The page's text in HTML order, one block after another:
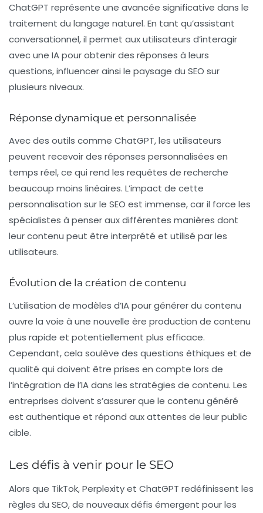
ChatGPT représente une avancée significative dans le
traitement du langage naturel. En tant qu’assistant
conversationnel, il permet aux utilisateurs d’interagir
avec une IA pour obtenir des réponses à leurs
questions, influencer ainsi le paysage du SEO sur
plusieurs niveaux.
Réponse dynamique et personnalisée
Avec des outils comme ChatGPT, les utilisateurs
peuvent recevoir des réponses personnalisées en
temps réel, ce qui rend les requêtes de recherche
beaucoup moins linéaires. L’impact de cette
personnalisation sur le SEO est immense, car il force les
spécialistes à penser aux différentes manières dont
leur contenu peut être interprété et utilisé par les
utilisateurs.
Évolution de la création de contenu
L’utilisation de modèles d’IA pour générer du contenu
ouvre la voie à une nouvelle ère production de contenu
plus rapide et potentiellement plus efficace.
Cependant, cela soulève des questions éthiques et de
qualité qui doivent être prises en compte lors de
l’intégration de l’IA dans les stratégies de contenu. Les
entreprises doivent s’assurer que le contenu généré
est authentique et répond aux attentes de leur public
cible.
Les défis à venir pour le SEO
Alors que TikTok, Perplexity et ChatGPT redéfinissent les
règles du SEO, de nouveaux défis émergent pour les